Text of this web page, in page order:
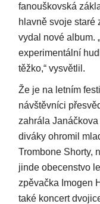
fanouškovská
hlavně svoje staré
vydal nové album.
experimentální
těžko,“ vysvětlil.
Že je na letním
návštěvníci
zahrála
diváky ohromil
Trombone Shorty,
jinde obecenstvo
zpěvačka Imogen
také koncert